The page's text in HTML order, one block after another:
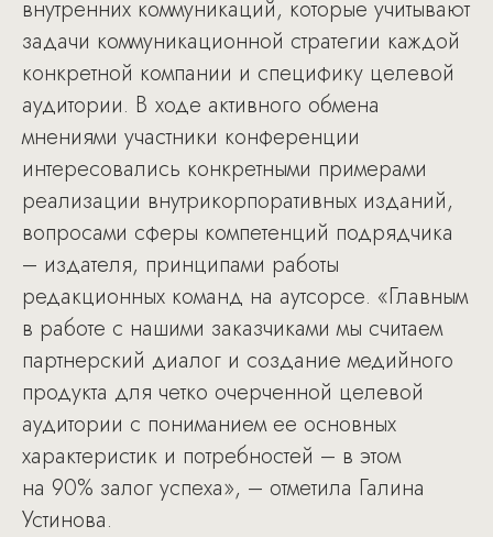
внутренних коммуникаций, которые учитывают
задачи коммуникационной стратегии каждой
конкретной компании и специфику целевой
аудитории. В ходе активного обмена
мнениями участники конференции
интересовались конкретными примерами
реализации внутрикорпоративных изданий,
вопросами сферы компетенций подрядчика
– издателя, принципами работы
редакционных команд на аутсорсе. «Главным
в работе с нашими заказчиками мы считаем
партнерский диалог и создание медийного
продукта для четко очерченной целевой
аудитории с пониманием ее основных
характеристик и потребностей – в этом
на 90% залог успеха», – отметила Галина
Устинова.